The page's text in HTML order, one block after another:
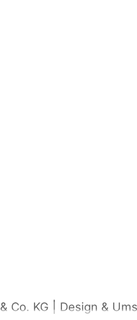
KG | Design &